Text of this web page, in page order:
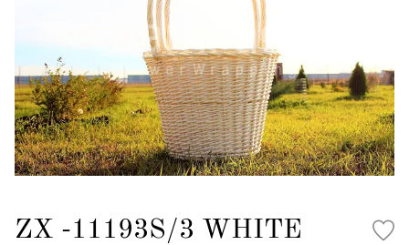
ZX -11193S/3 WHITE